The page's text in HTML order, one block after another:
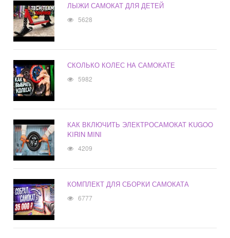
ЛЫЖИ САМОКАТ ДЛЯ ДЕТЕЙ
5628
СКОЛЬКО КОЛЕС НА САМОКАТЕ
5982
КАК ВКЛЮЧИТЬ ЭЛЕКТРОСАМОКАТ KUGOO
KIRIN MINI
4209
КОМПЛЕКТ ДЛЯ СБОРКИ САМОКАТА
6777